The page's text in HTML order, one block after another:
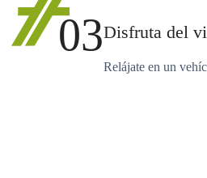
03Disfruta del
Relájate en un